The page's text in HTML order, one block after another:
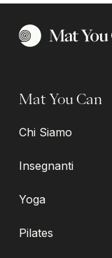
Mat You Can
Chi Siamo
Insegnanti
Yoga
Pilates